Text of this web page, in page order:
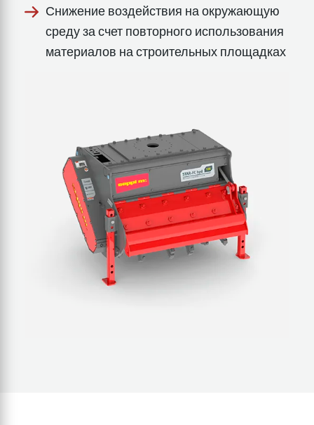
Снижение воздействия на окружающую
среду за счет повторного использования
материалов на строительных площадках